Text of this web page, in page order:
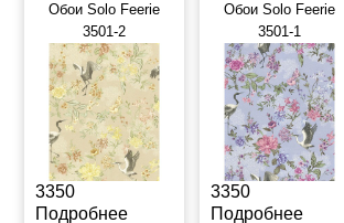
Обои Solo Feerie
3501-2
3350
Подробнее
Обои Solo Feerie
3501-1
3350
Подробнее